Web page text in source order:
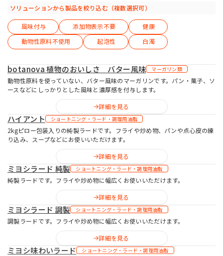
ソリューションから製品を絞り込む（複数選択可）
風味付与 添加物表示不要
健康
動物性原料不使用
起泡性 白濁
botanova 植物のおいしさ バター風味 マーガリン類
動物性原料を使っていない、バター風味のマーガリンです。パン・菓子、ソ
ースなどにしっかりとした風味と濃厚感を付与します。
詳細を見る
ハイアント ショートニング・ラード・調理用油脂
2kgピロー包装入りの純製ラードです。フライや炒め物、パンや点心皮の練
り込み、スープなどにお使いいただけます。
詳細を見る
ミヨシラード 純製 ショートニング・ラード・調理用油脂
純製ラードです。フライや炒め物に幅広くお使いいただけます。
詳細を見る
ミヨシラード 調製 ショートニング・ラード・調理用油脂
調製ラードです。フライや炒め物に幅広くお使いいただけます。
詳細を見る
ミヨシ味わいラード ショートニング・ラード・調理用油脂